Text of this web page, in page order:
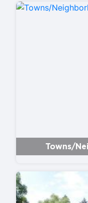
Towns/